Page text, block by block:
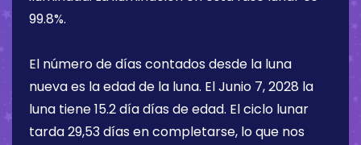
99.8%.
El número de días contados desde la luna
nueva es la edad de la luna. ElJunio 7, 2028 la
luna tiene15.2 díadías de edad. El ciclo lunar
tarda 29,53 días en completarse, lo que nos